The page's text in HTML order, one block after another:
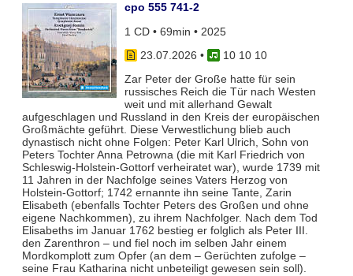
cpo 555 741-2
1 CD • 69min • 2025
23.07.2026 •
10 10 10
Zar Peter der Große hatte für sein
russisches Reich die Tür nach Westen
weit und mit allerhand Gewalt
aufgeschlagen und Russland in den Kreis der europäischen
Großmächte geführt. Diese Verwestlichung blieb auch
dynastisch nicht ohne Folgen: Peter Karl Ulrich, Sohn von
Peters Tochter Anna Petrowna (die mit Karl Friedrich von
Schleswig-Holstein-Gottorf verheiratet war), wurde 1739 mit
11 Jahren in der Nachfolge seines Vaters Herzog von
Holstein-Gottorf; 1742 ernannte ihn seine Tante, Zarin
Elisabeth (ebenfalls Tochter Peters des Großen und ohne
eigene Nachkommen), zu ihrem Nachfolger. Nach dem Tod
Elisabeths im Januar 1762 bestieg er folglich als Peter III.
den Zarenthron – und fiel noch im selben Jahr einem
Mordkomplott zum Opfer (an dem – Gerüchten zufolge –
seine Frau Katharina nicht unbeteiligt gewesen sein soll).